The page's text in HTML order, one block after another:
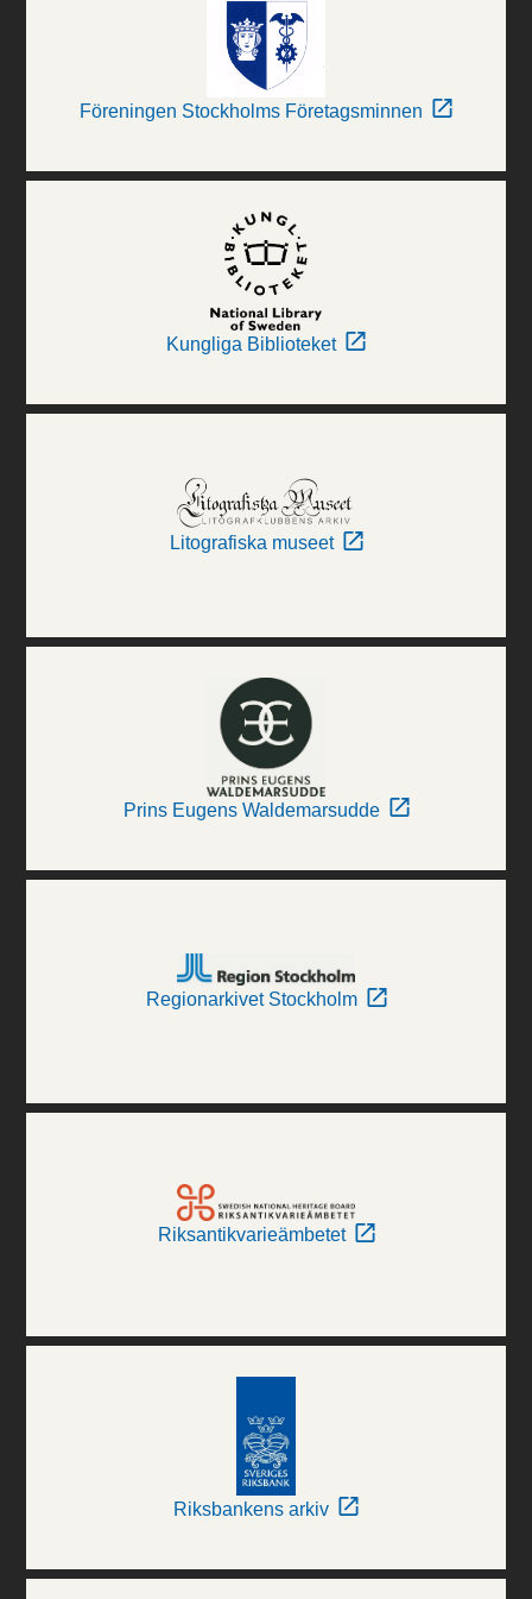
Föreningen Stockholms Företagsminnen
Kungliga Biblioteket
Litografiska museet
Prins Eugens Waldemarsudde
Regionarkivet Stockholm
Riksantikvarieämbetet
Riksbankens arkiv